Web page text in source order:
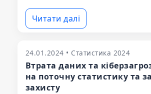
Читати далі
24.01.2024 • Статистика 2024
Втрата даних та
на поточну статистику та
захисту